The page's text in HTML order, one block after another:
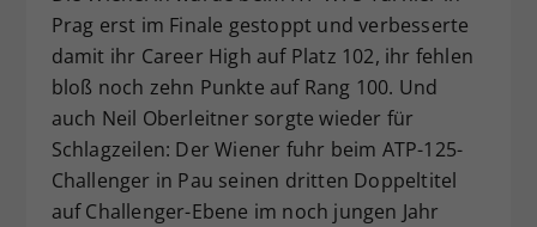
Prag erst im Finale gestoppt und verbesserte
damit ihr Career High auf Platz 102, ihr fehlen
bloß noch zehn Punkte auf Rang 100. Und
auch Neil Oberleitner sorgte wieder für
Schlagzeilen: Der Wiener fuhr beim ATP-125-
Challenger in Pau seinen dritten Doppeltitel
auf Challenger-Ebene im noch jungen Jahr